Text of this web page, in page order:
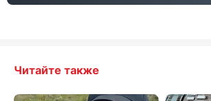
Читайте также